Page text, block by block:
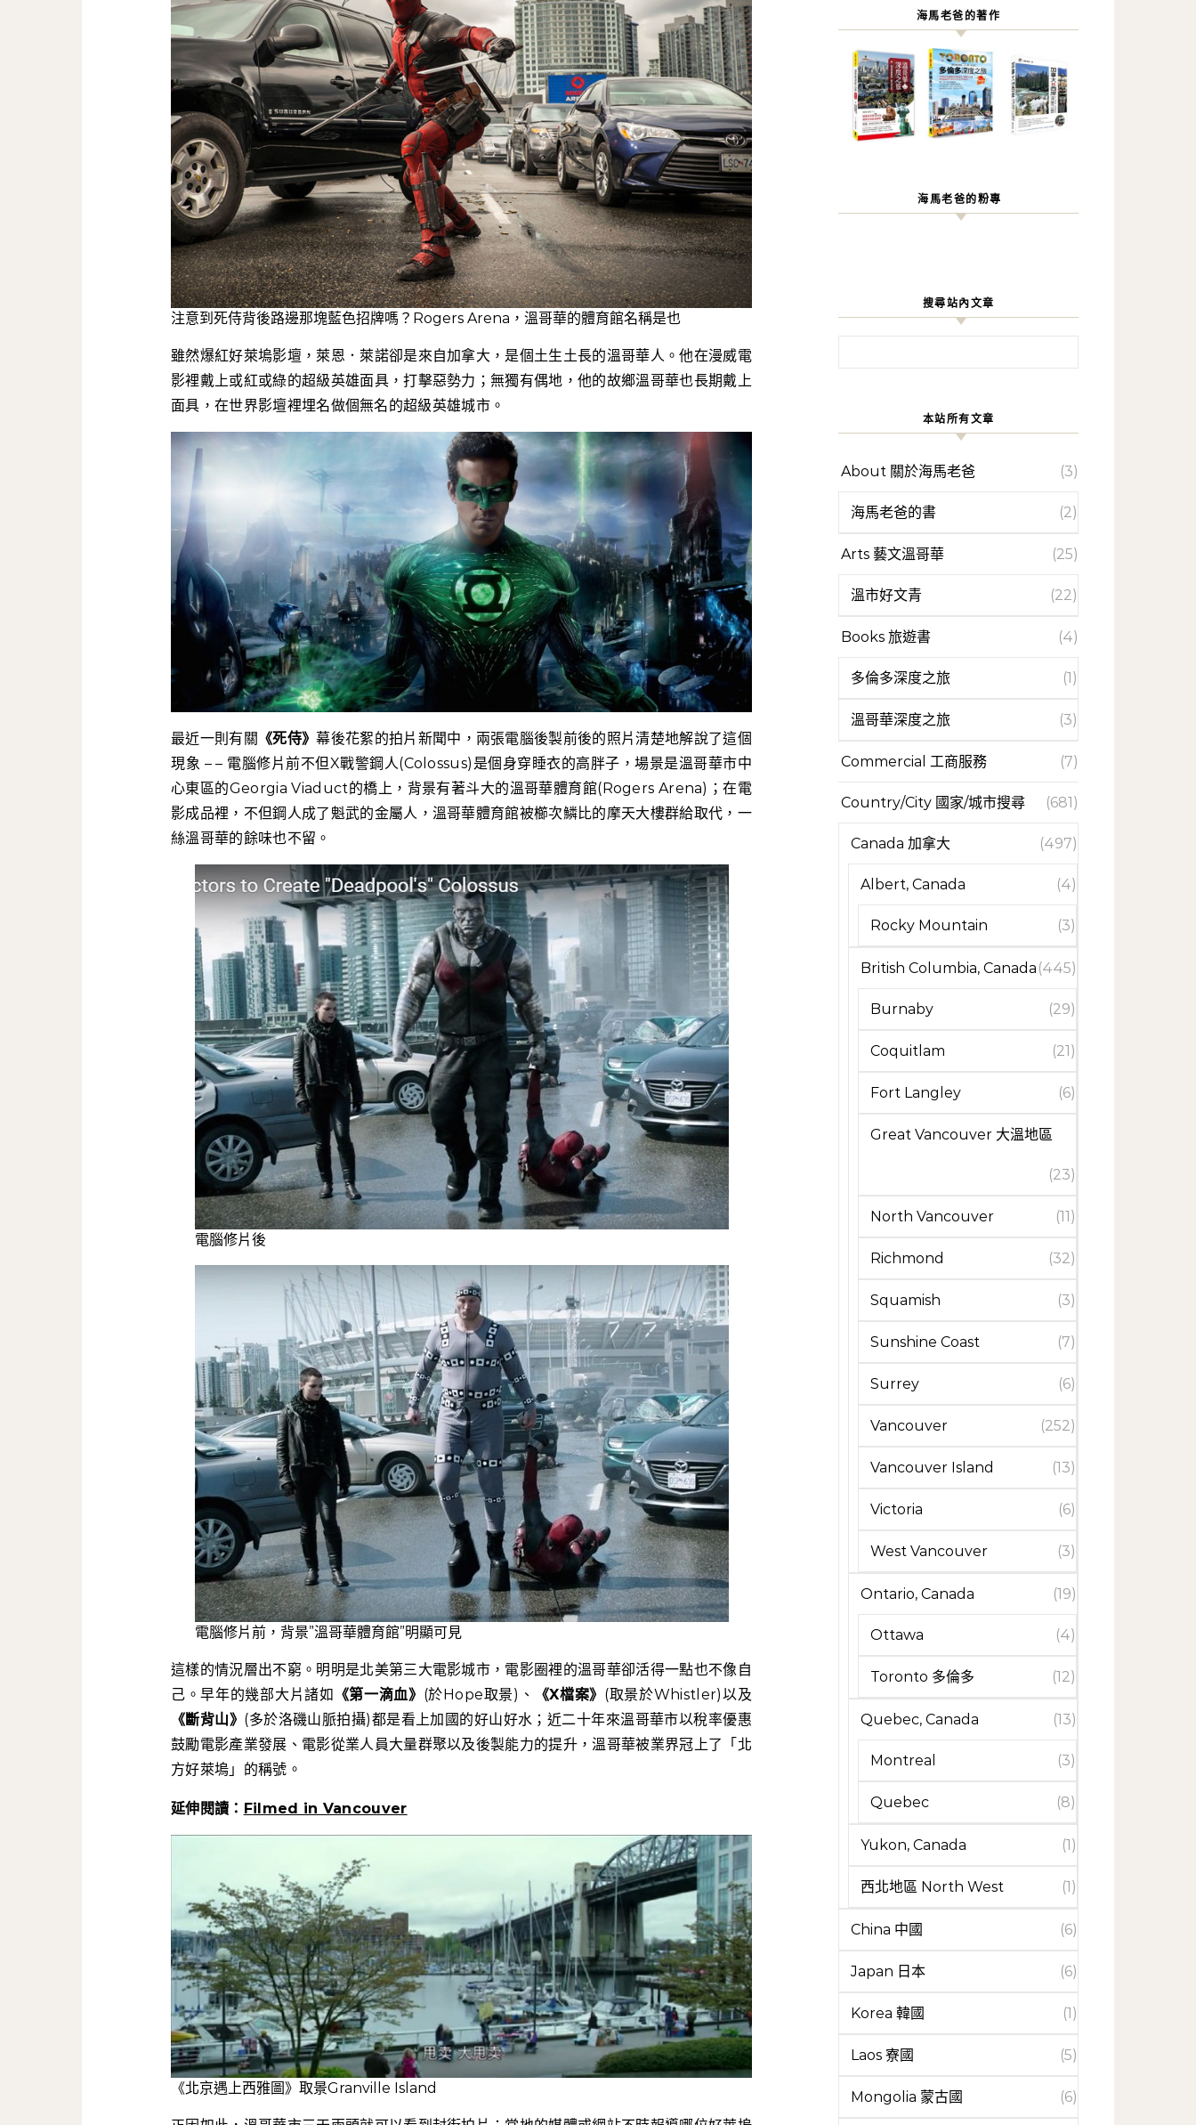
注意到死侍背後路邊那塊藍色招牌嗎？Rogers Arena，溫哥華的體育館名稱是也
雖然爆紅好萊塢影壇，萊恩．萊諾卻是來自加拿大，是個土生土長的溫哥華人。他在漫威電
影裡戴上或紅或綠的超級英雄面具，打擊惡勢力；無獨有偶地，他的故鄉溫哥華也長期戴上
面具，在世界影壇裡埋名做個無名的超級英雄城市。
最近一則有關 《死侍》幕後花絮的拍片新聞中，兩張電腦後製前後的照片清楚地解說了這個
現象 – – 電腦修片前不但X戰警鋼人(Colossus)是個身穿睡衣的高胖子，場景是溫哥華市中
心東區的Georgia Viaduct的橋上，背景有著斗大的溫哥華體育館(Rogers Arena)；在電
影成品裡，不但鋼人成了魁武的金屬人，溫哥華體育館被櫛次鱗比的摩天大樓群給取代，一
絲溫哥華的餘味也不留。
電腦修片後
電腦修片前，背景”溫哥華體育館”明顯可見
這樣的情況層出不窮。明明是北美第三大電影城市，電影圈裡的溫哥華卻活得一點也不像自
己。早年的幾部大片諸如 《第一滴血》 (於Hope取景)、 《X檔案》 (取景於Whistler)以及
《斷背山》 (多於洛磯山脈拍攝)都是看上加國的好山好水；近二十年來溫哥華市以稅率優惠
鼓勵電影產業發展、電影從業人員大量群聚以及後製能力的提升，溫哥華被業界冠上了「北
方好萊塢」的稱號。
延伸閱讀： Filmed in Vancouver
《北京遇上西雅圖》取景Granville Island
海馬老爸的著作
海馬老爸的粉專
搜尋站內文章
本站所有文章
About 關於海馬老爸 (3)
海馬老爸的書 (2)
Arts 藝文溫哥華 (25)
溫市好文青 (22)
Books 旅遊書 (4)
多倫多深度之旅 (1)
溫哥華深度之旅 (3)
Commercial 工商服務 (7)
Country/City 國家/城市搜尋 (681)
Canada 加拿大 (497)
Albert, Canada (4)
Rocky Mountain (3)
British Columbia, Canada (445)
Burnaby (29)
Coquitlam (21)
Fort Langley (6)
Great Vancouver 大溫地區
(23)
North Vancouver (11)
Richmond (32)
Squamish (3)
Sunshine Coast (7)
Surrey (6)
Vancouver (252)
Vancouver Island (13)
Victoria (6)
West Vancouver (3)
Ontario, Canada (19)
Ottawa (4)
Toronto 多倫多 (12)
Quebec, Canada (13)
Montreal (3)
Quebec (8)
Yukon, Canada (1)
西北地區 North West (1)
China 中國 (6)
Japan 日本 (6)
Korea 韓國 (1)
Laos 寮國 (5)
Mongolia 蒙古國 (6)